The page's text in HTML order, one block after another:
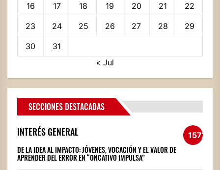
16 17 18 19 20 21 22
23 24 25 26 27 28 29
30
31
« Jul
SECCIONES DESTACADAS
INTERÉS GENERAL 1572
DE LA IDEA AL IMPACTO: JÓVENES, VOCACIÓN Y EL VALOR DE
APRENDER DEL ERROR EN “ONCATIVO IMPULSA”